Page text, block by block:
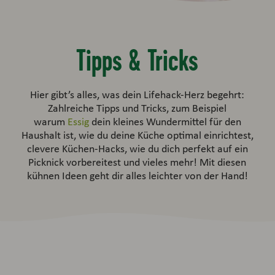
Tipps & Tricks
Hier gibt’s alles, was dein Lifehack-Herz begehrt:
Zahlreiche Tipps und Tricks, zum Beispiel
warum Essigdein kleines Wundermittel für den
Haushalt ist, wie du deine Küche optimal einrichtest,
clevere Küchen-Hacks, wie du dich perfekt auf ein
Picknick vorbereitest und vieles mehr! Mit diesen
kühnen Ideen geht dir alles leichter von der Hand!